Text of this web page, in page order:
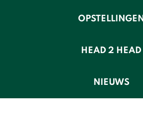
OPSTELLINGEN
HEAD 2 HEAD
NIEUWS